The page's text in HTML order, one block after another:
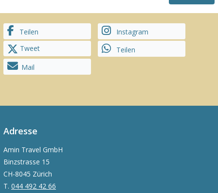
Teilen
Instagram
Tweet
Teilen
Mail
Adresse
Amin Travel GmbH
Binzstrasse 15
CH-8045 Zürich
T. 044 492 42 66